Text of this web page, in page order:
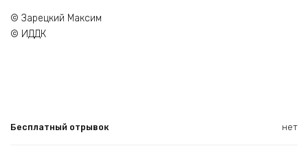
© Зарецкий Максим
© ИДДК
Бесплатный отрывок нет